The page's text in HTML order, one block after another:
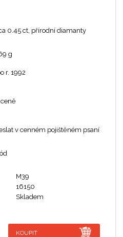
0.45 ct, přírodní diamanty
g
r. 1992
v cenném pojištěném psaní
M39
16150
Skladem
KOUPIT